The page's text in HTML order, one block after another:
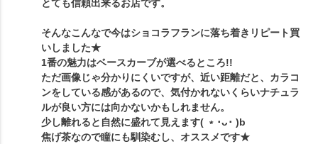
とても信頼出来るお店です。
そんなこんなで今はショコラフランに落ち着きリピート買
いしました★
1番の魅力はベースカーブが選べるところ!!
ただ画像じゃ分かりにくいですが、近い距離だと、カラコ
ンをしている感があるので、気付かれないくらいナチュラ
ルが良い方には向かないかもしれません。
少し離れると自然に盛れて見えます( ﹡･ᴗ･ )b
焦げ茶なので瞳にも馴染むし、オススメです★